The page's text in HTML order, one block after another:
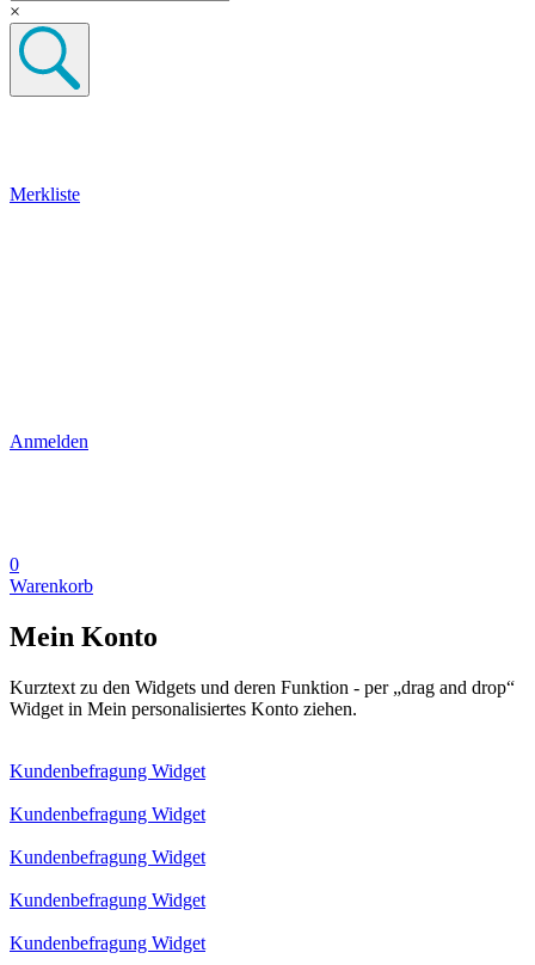
×
Merkliste
Anmelden
0
Warenkorb
Mein Konto
Kurztext zu den Widgets und deren Funktion - per „drag and drop“
Widget in Mein personalisiertes Konto ziehen.
Kundenbefragung Widget
Kundenbefragung Widget
Kundenbefragung Widget
Kundenbefragung Widget
Kundenbefragung Widget